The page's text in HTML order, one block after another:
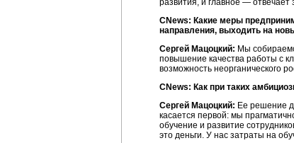
развития, и главное — отвечает
CNews: Какие меры
направления, выходить на
Сергей Мацоцкий: Мы
повышение качества работы с
возможность неорганического
CNews: Как при таких
Сергей Мацоцкий: Ее решение
касается первой: мы
обучение и развитие
это деньги. У нас затраты на